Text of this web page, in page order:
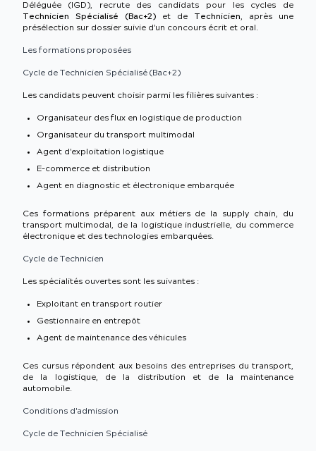
Déléguée (IGD), recrute des candidats pour les cycles de
Technicien Spécialisé (Bac+2) et de Technicien, après une
présélection sur dossier suivie d'un concours écrit et oral.
Les formations proposées
Cycle de Technicien Spécialisé (Bac+2)
Les candidats peuvent choisir parmi les filières suivantes :
Organisateur des flux en logistique de production
Organisateur du transport multimodal
Agent d'exploitation logistique
E-commerce et distribution
Agent en diagnostic et électronique embarquée
Ces formations préparent aux métiers de la supply chain, du
transport multimodal, de la logistique industrielle, du commerce
électronique et des technologies embarquées.
Cycle de Technicien
Les spécialités ouvertes sont les suivantes :
Exploitant en transport routier
Gestionnaire en entrepôt
Agent de maintenance des véhicules
Ces cursus répondent aux besoins des entreprises du transport,
de la logistique, de la distribution et de la maintenance
automobile.
Conditions d'admission
Cycle de Technicien Spécialisé